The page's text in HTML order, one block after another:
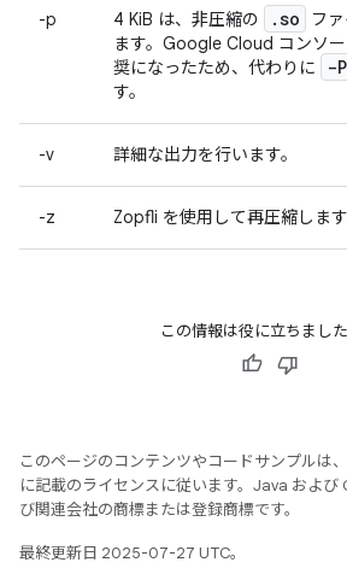
-p 4 KiB は、非圧縮の .so
フ
ます。Google Cloud コンソ
奨になったため、代わりに
-
す。
-v 詳細な出力を行います。
-z Zopfli を使用して再圧縮します
この情報は役に立ちまし
このページのコンテンツやコードサンプルは、
に記載のライセンスに従います。Java およ
び関連会社の商標または登録商標です。
最終更新日 2025-07-27 UTC。